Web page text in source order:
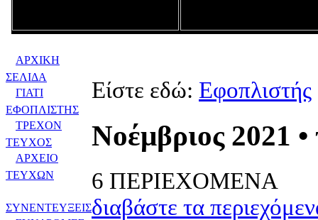
ΑΡΧΙΚΗ
ΣΕΛΙΔΑ
ΓΙΑΤΙ
ΕΦΟΠΛΙΣΤΗΣ
ΤΡΕΧΟΝ
ΤΕΥΧΟΣ
ΑΡΧΕΙΟ
ΤΕΥΧΩΝ
ΣΥΝΕΝΤΕΥΞΕΙΣ
Είστε εδώ: Εφοπλιστής
Νοέμβριος 2021 •
6 ΠΕΡΙΕΧΟΜΕΝΑ
διαβάστε τα